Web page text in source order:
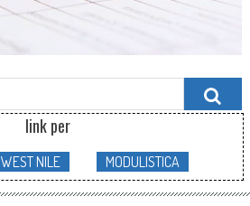
Search
for:
link per
WEST NILE MODULISTICA